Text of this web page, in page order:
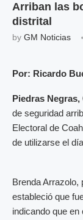
Arriban las
distrital
by GM Noticias
Por: Ricardo
Piedras Negras,
de seguridad
Electoral de
de utilizarse el
Brenda Arrazolo,
estableció que
indicando que